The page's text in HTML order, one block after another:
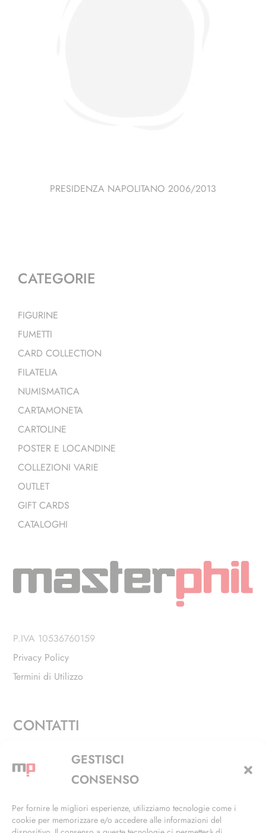
GESTISCI
CONSENSO
Per fornire le migliori esperienze, utilizziamo tecnologie come i
cookie per memorizzare e/o accedere alle informazioni del
PRESIDENZA NAPOLITANO 2006/2013
CATEGORIE
FIGURINE
FUMETTI
CARD COLLECTION
FILATELIA
NUMISMATICA
CARTAMONETA
CARTOLINE
POSTER E LOCANDINE
COLLEZIONI VARIE
OUTLET
GIFT CARDS
CATALOGHI
P.IVA 10536760159
Privacy Policy
Termini di Utilizzo
CONTATTI
Via Alfieri, 27 - Trezzano Sul Naviglio (MI)
+39 02 4846 3155
info@masterphil.it